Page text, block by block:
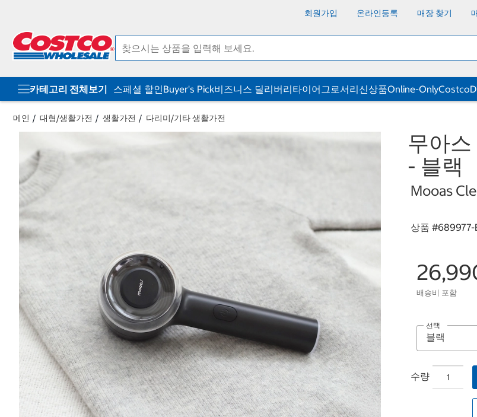
회원가입 온라인등록 매장 찾기
카테고리 전체보기 스페셜 할인Buyer's Pick비즈니스 딜리버리타이어그로서리신상품Online-Only
메인 대형/생활가전 생활가전 다리미/기타 생활가전
무아스
- 블랙
Mooas
상품 #689977-
배송비 포함
선택
수량